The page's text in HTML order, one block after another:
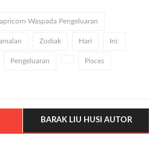
Waspada Pengeluaran
Zodiak Hari Ini:
Pengeluaran Pisces
BARAK LIU HUSI AUTOR